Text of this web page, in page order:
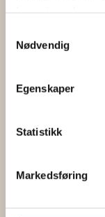
Nødvendig
Egenskaper
Statistikk
Markedsføring